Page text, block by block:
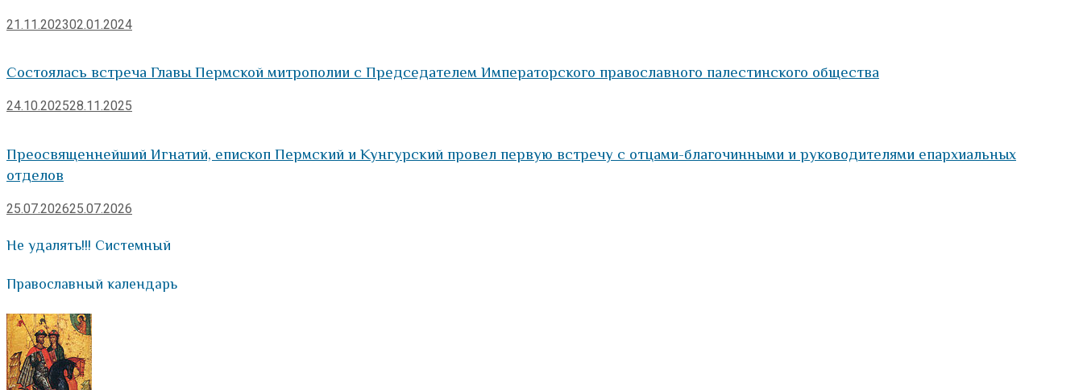
21.11.202302.01.2024
Состоялась встреча Главы Пермской митрополии с Председателем Императорского православного палестинского общества
24.10.202528.11.2025
Преосвященнейший Игнатий, епископ Пермский и Кунгурский провел первую встречу с отцами-благочинными и руководителями епархиальных
отделов
25.07.202625.07.2026
Не удалять!!! Системный
Православный календарь